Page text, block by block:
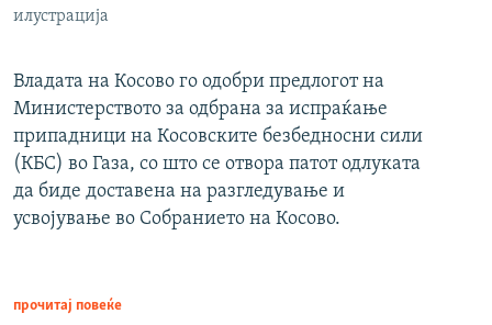
илустрација
Владата на Косово го одобри предлогот на
Министерството за одбрана за испраќање
припадници на Косовските безбедносни сили
(КБС) во Газа, со што се отвора патот одлуката
да биде доставена на разгледување и
усвојување во Собранието на Косово.
прочитај повеќе